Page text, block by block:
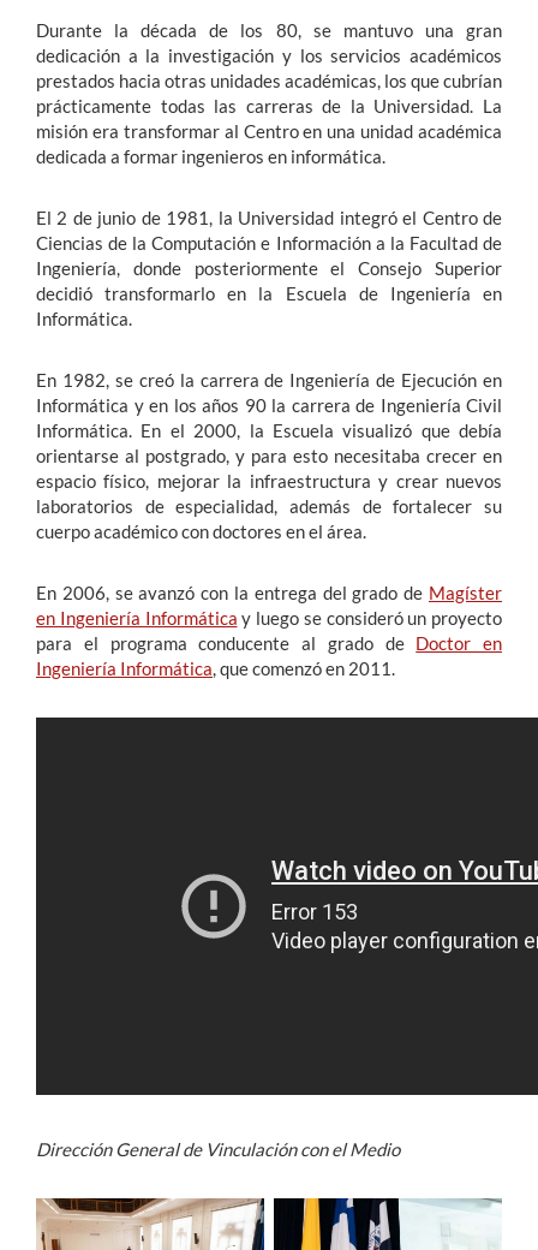
Durante la década de los 80, se mantuvo una gran
dedicación a la investigación y los servicios académicos
prestados hacia otras unidades académicas, los que cubrían
prácticamente todas las carreras de la Universidad. La
misión era transformar al Centro en una unidad académica
dedicada a formar ingenieros en informática.
El 2 de junio de 1981, la Universidad integró el Centro de
Ciencias de la Computación e Información a la Facultad de
Ingeniería, donde posteriormente el Consejo Superior
decidió transformarlo en la Escuela de Ingeniería en
Informática.
En 1982, se creó la carrera de Ingeniería de Ejecución en
Informática y en los años 90 la carrera de Ingeniería Civil
Informática. En el 2000, la Escuela visualizó que debía
orientarse al postgrado, y para esto necesitaba crecer en
espacio físico, mejorar la infraestructura y crear nuevos
laboratorios de especialidad, además de fortalecer su
cuerpo académico con doctores en el área.
En 2006, se avanzó con la entrega del grado de Magíster
en Ingeniería Informática y luego se consideró un proyecto
para el programa conducente al grado de Doctor en
Ingeniería Informática, que comenzó en 2011.
Dirección General de Vinculación con el Medio